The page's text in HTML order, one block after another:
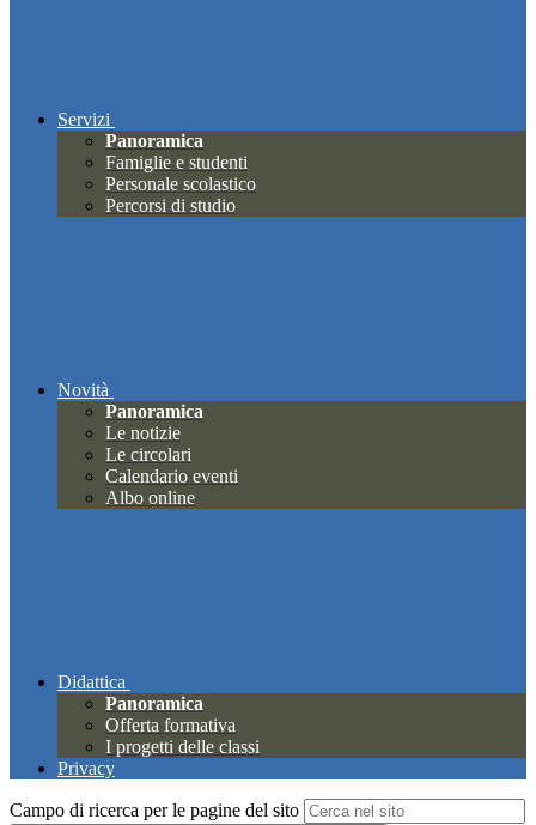
Servizi
Panoramica
Famiglie e studenti
Personale scolastico
Percorsi di studio
Novità
Panoramica
Le notizie
Le circolari
Calendario eventi
Albo online
Didattica
Panoramica
Offerta formativa
I progetti delle classi
Privacy
Campo di ricerca per le pagine del sito